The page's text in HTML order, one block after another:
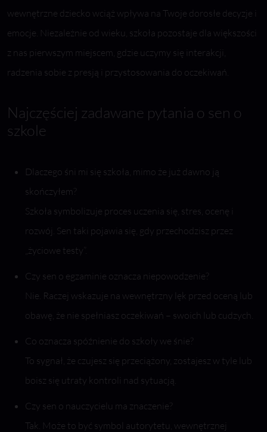
wewnętrzne dziecko wciąż wpływa na Twoje dorosłe decyzje i
emocje. Niezależnie od wieku, szkoła pozostaje dla większości
z nas pierwszym miejscem, gdzie uczymy się interakcji,
radzenia sobie z presją i przystosowania do oczekiwań.
Najczęściej zadawane pytania o sen o
szkole
Dlaczego śni mi się szkoła, mimo że już dawno ją
skończyłem?
Szkoła symbolizuje proces uczenia się, stres, ocenę i
rozwój. Sen taki pojawia się, gdy przechodzisz przez
„życiowe testy”.
Czy sen o egzaminie oznacza niepowodzenie?
Nie. Raczej wskazuje na wewnętrzny lęk przed oceną lub
obawę, że nie spełniasz oczekiwań – swoich lub cudzych.
Co oznacza spóźnienie do szkoły we śnie?
To sygnał, że czujesz się przeciążony, zostajesz w tyle lub
boisz się utraty kontroli nad sytuacją.
Czy sen o nauczycielu ma znaczenie?
Tak. Może to być symbol autorytetu, wewnętrznej